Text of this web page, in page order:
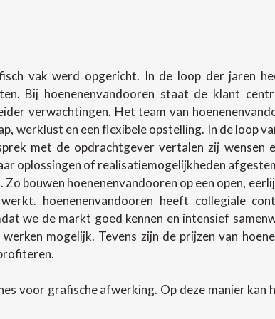
vak werd opgericht. In de loop der jaren
Bij hoenenenvandooren staat de klant
verwachtingen. Het team van
werklust en een flexibele opstelling. In de loop
met de opdrachtgever vertalen zij wensen
oplossingen of realisatiemogelijkheden
bouwen hoenenenvandooren op een open,
hoenenenvandooren heeft collegiale
we de markt goed kennen en intensief
mogelijk. Tevens zijn de prijzen van
voor grafische afwerking. Op deze manier kan